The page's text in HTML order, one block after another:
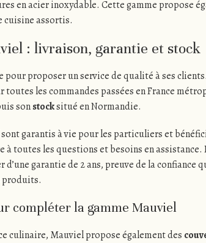
en acier inoxydable. Cette gamme propose
cuisine assortis.
: livraison, garantie et stock
proposer un service de qualité à ses
toutes les commandes passées en France
sonstocksitué en Normandie.
garantis à vie pour les particuliers et
à toutes les questions et besoins en assistance.
garantie de 2 ans, preuve de la confiance
produits.
compléter la gamme Mauviel
culinaire, Mauviel propose également des